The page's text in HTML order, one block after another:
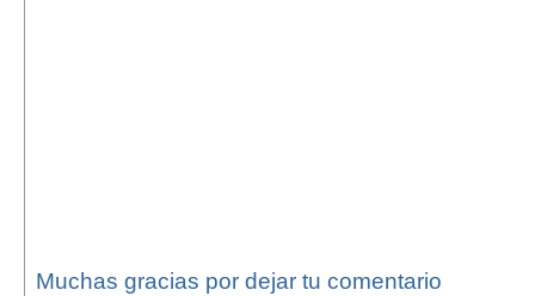
Muchas gracias por dejar tu comentario